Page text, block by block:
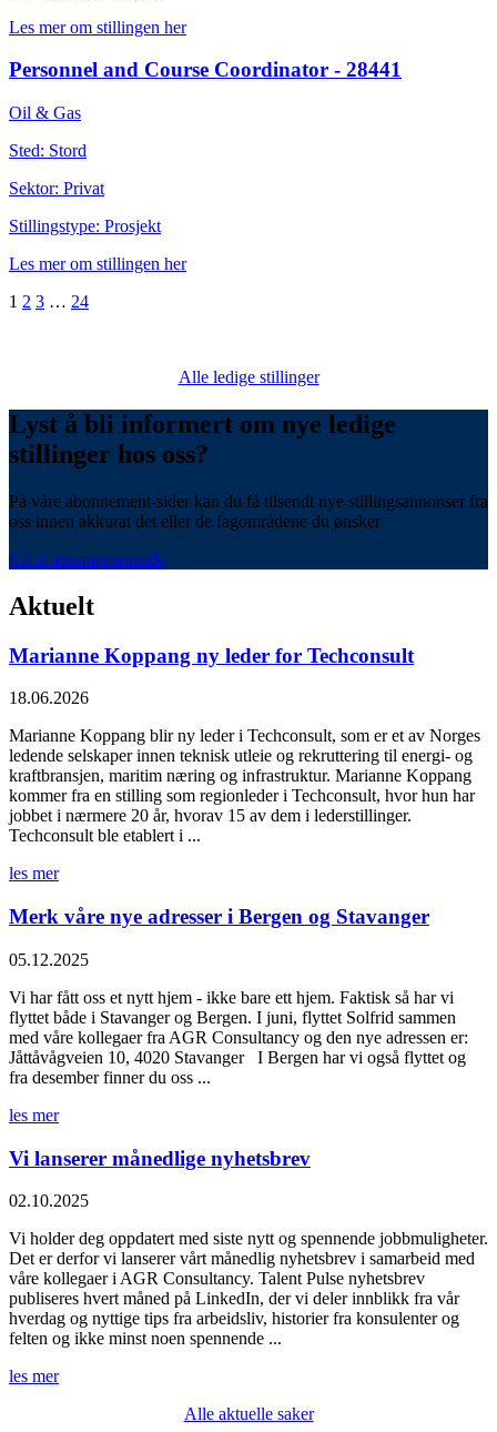
Les mer om stillingen her
Personnel and Course Coordinator - 28441
Oil & Gas
Sted: Stord
Sektor: Privat
Stillingstype: Prosjekt
Les mer om stillingen her
1 2 3 … 24
Alle ledige stillinger
Lyst å bli informert om nye ledige
stillinger hos oss?
På våre abonnement-sider kan du få tilsendt nye stillingsannonser fra
oss innen akkurat det eller de fagområdene du ønsker
Gå til abonnementside
Aktuelt
Marianne Koppang ny leder for Techconsult
18.06.2026
Marianne Koppang blir ny leder i Techconsult, som er et av Norges
ledende selskaper innen teknisk utleie og rekruttering til energi- og
kraftbransjen, maritim næring og infrastruktur. Marianne Koppang
kommer fra en stilling som regionleder i Techconsult, hvor hun har
jobbet i nærmere 20 år, hvorav 15 av dem i lederstillinger.
Techconsult ble etablert i ...
les mer
Merk våre nye adresser i Bergen og Stavanger
05.12.2025
Vi har fått oss et nytt hjem - ikke bare ett hjem. Faktisk så har vi
flyttet både i Stavanger og Bergen. I juni, flyttet Solfrid sammen
med våre kollegaer fra AGR Consultancy og den nye adressen er:
Jåttåvågveien 10, 4020 Stavanger I Bergen har vi også flyttet og
fra desember finner du oss ...
les mer
Vi lanserer månedlige nyhetsbrev
02.10.2025
Vi holder deg oppdatert med siste nytt og spennende jobbmuligheter.
Det er derfor vi lanserer vårt månedlig nyhetsbrev i samarbeid med
våre kollegaer i AGR Consultancy. Talent Pulse nyhetsbrev
publiseres hvert måned på LinkedIn, der vi deler innblikk fra vår
hverdag og nyttige tips fra arbeidsliv, historier fra konsulenter og
felten og ikke minst noen spennende ...
les mer
Alle aktuelle saker